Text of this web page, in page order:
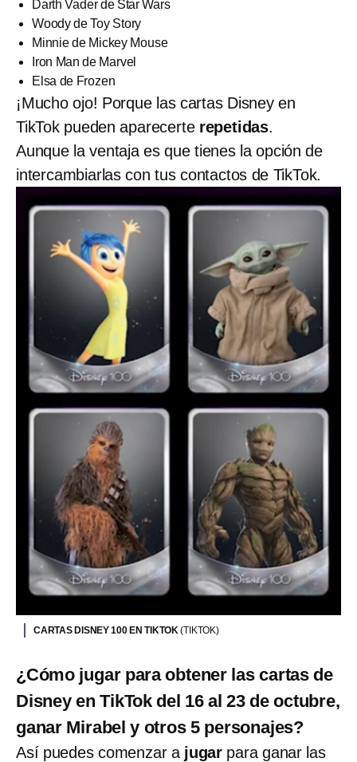
Darth Vader de Star Wars
Woody de Toy Story
Minnie de Mickey Mouse
Iron Man de Marvel
Elsa de Frozen
¡Mucho ojo! Porque las cartas Disney en
TikTok pueden aparecerte repetidas.
Aunque la ventaja es que tienes la opción de
intercambiarlas con tus contactos de TikTok.
CARTAS DISNEY 100 EN TIKTOK(TIKTOK)
¿Cómo jugar para obtener las cartas de
Disney en TikTok del 16 al 23 de octubre,
ganar Mirabel y otros 5 personajes?
Así puedes comenzar a jugar para ganar las